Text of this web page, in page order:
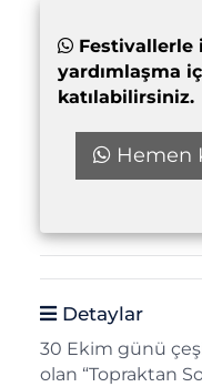
Festivallerle
yardımlaşma
katılabilirsiniz.
Hemen
Detaylar
30 Ekim günü
olan “Topraktan